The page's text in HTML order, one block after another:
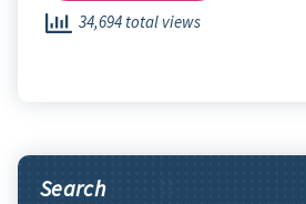
34,694 total views
Search